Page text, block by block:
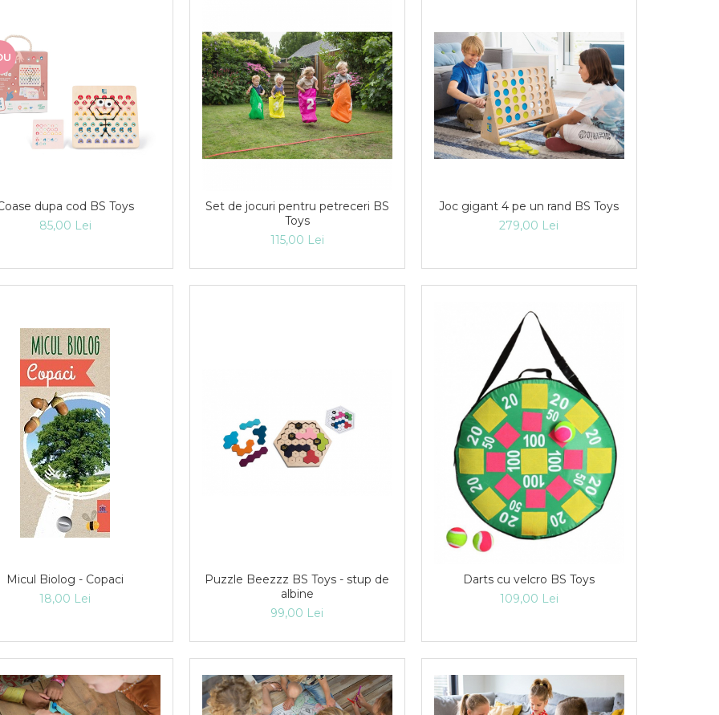
dupa cod BS Toys
85,00 Lei
Set de jocuri pentru petreceri BS
Toys
115,00 Lei
Joc gigant 4 pe un rand BS Toys
279,00 Lei
Micul Biolog - Copaci
18,00 Lei
Puzzle Beezzz BS Toys - stup de
albine
99,00 Lei
Darts cu velcro BS Toys
109,00 Lei